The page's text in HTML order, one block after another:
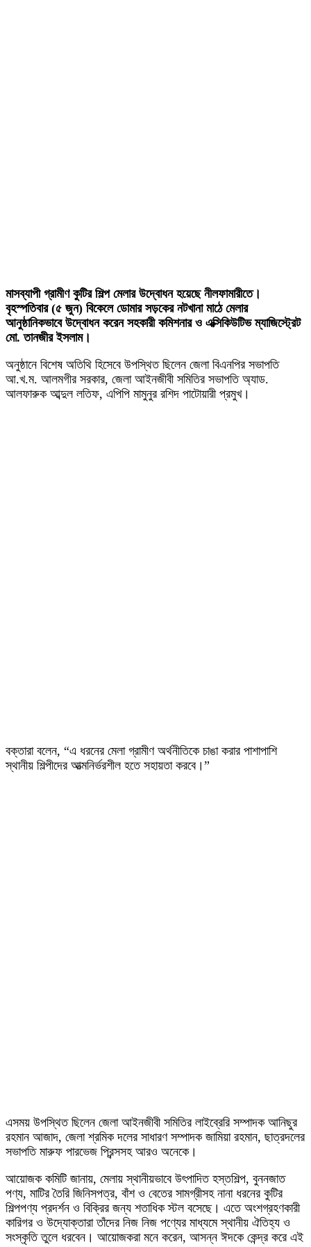
মাসব্যাপী গ্রামীণ কুটির শিল্প মেলার উদ্বোধন হয়েছে নীলফামারীতে।
বৃহস্পতিবার (৫ জুন) বিকেলে ডোমার সড়কের নটখানা মাঠে মেলার
আনুষ্ঠানিকভাবে উদ্বোধন করেন সহকারী কমিশনার ও এক্সিকিউটিভ ম্যাজিস্ট্রেট
মো. তানজীর ইসলাম।
অনুষ্ঠানে বিশেষ অতিথি হিসেবে উপস্থিত ছিলেন জেলা বিএনপির সভাপতি
আ.খ.ম. আলমগীর সরকার, জেলা আইনজীবী সমিতির সভাপতি অ্যাড.
আলফারুক আব্দুল লতিফ, এপিপি মামুনুর রশিদ পাটোয়ারী প্রমুখ।
বক্তারা বলেন, “এ ধরনের মেলা গ্রামীণ অর্থনীতিকে চাঙা করার পাশাপাশি
স্থানীয় শিল্পীদের আত্মনির্ভরশীল হতে সহায়তা করবে।”
এসময় উপস্থিত ছিলেন জেলা আইনজীবী সমিতির লাইব্রেরি সম্পাদক আনিছুর
রহমান আজাদ, জেলা শ্রমিক দলের সাধারণ সম্পাদক জামিয়া রহমান, ছাত্রদলের
সভাপতি মারুফ পারভেজ প্রিন্সসহ আরও অনেকে।
আয়োজক কমিটি জানায়, মেলায় স্থানীয়ভাবে উৎপাদিত হস্তশিল্প, বুননজাত
পণ্য, মাটির তৈরি জিনিসপত্র, বাঁশ ও বেতের সামগ্রীসহ নানা ধরনের কুটির
শিল্পপণ্য প্রদর্শন ও বিক্রির জন্য শতাধিক স্টল বসেছে। এতে অংশগ্রহণকারী
কারিগর ও উদ্যোক্তারা তাঁদের নিজ নিজ পণ্যের মাধ্যমে স্থানীয় ঐতিহ্য ও
সংস্কৃতি তুলে ধরবেন। আয়োজকরা মনে করেন, আসন্ন ঈদকে কেন্দ্র করে এই